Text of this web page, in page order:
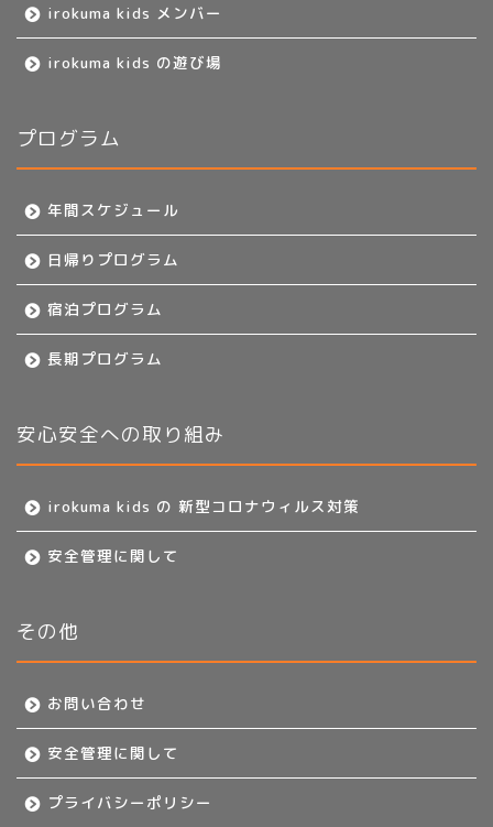
irokuma kids メンバー
irokuma kids の遊び場
プログラム
年間スケジュール
日帰りプログラム
宿泊プログラム
長期プログラム
安心安全への取り組み
irokuma kids の 新型コロナウィルス対策
安全管理に関して
その他
お問い合わせ
安全管理に関して
プライバシーポリシー